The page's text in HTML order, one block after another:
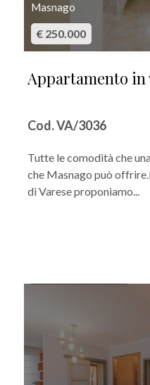
Masnago
€ 250.000
Appartamento in
Cod. VA/3036
Tutte le comodità che
che Masnago può
di Varese proponiamo...